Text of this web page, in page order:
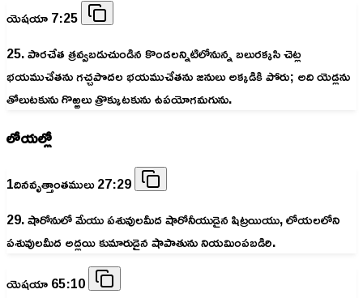
యెషయా 7:25
25. పారచేత త్రవ్వబడుచుండిన కొండలన్నిటిలోనున్న బలురక్కసి చెట్ల
భయముచేతను గచ్చపొదల భయముచేతను జనులు అక్కడికి పోరు; అది యెడ్లను
తోలుటకును గొఱ్ఱలు త్రొక్కుటకును ఉపయోగమగును.
లోయల్లో
1దినవృత్తాంతములు 27:29
29. షారోనులో మేయు పశువులమీద షారోనీయుడైన షిట్రయియు, లోయలలోని
పశువులమీద అద్లయి కుమారుడైన షాపాతును నియమింపబడిరి.
యెషయా 65:10